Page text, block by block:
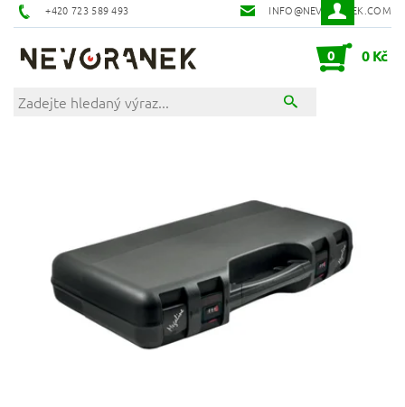
+420 723 589 493 INFO@NEVORANEK.COM
0 0 Kč